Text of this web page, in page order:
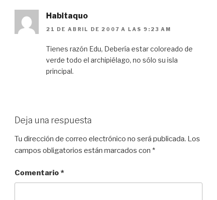
Habitaquo
21 DE ABRIL DE 2007 A LAS 9:23 AM
Tienes razón Edu, Debería estar coloreado de
verde todo el archipiélago, no sólo su isla
principal.
Deja una respuesta
Tu dirección de correo electrónico no será publicada. Los
campos obligatorios están marcados con *
Comentario *